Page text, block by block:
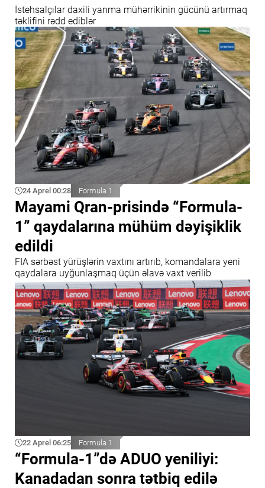
İstehsalçılar daxili yanma mühərrikinin gücünü artırmaq
təklifini rədd ediblər
24 Aprel 00:28 Formula 1
Mayami Qran-prisində “Formula-
1” qaydalarına mühüm dəyişiklik
edildi
FIA sərbəst yürüşlərin vaxtını artırıb, komandalara yeni
qaydalara uyğunlaşmaq üçün əlavə vaxt verilib
22 Aprel 06:25 Formula 1
“Formula-1”də ADUO yeniliyi:
Kanadadan sonra tətbiq edilə